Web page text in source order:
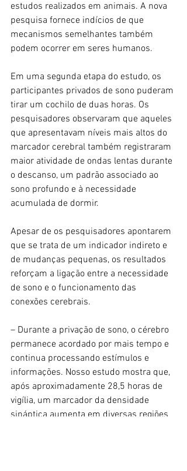
estudos realizados em animais. A nova
pesquisa fornece indícios de que
mecanismos semelhantes também
podem ocorrer em seres humanos.
Em uma segunda etapa do estudo, os
participantes privados de sono puderam
tirar um cochilo de duas horas. Os
pesquisadores observaram que aqueles
que apresentavam níveis mais altos do
marcador cerebral também registraram
maior atividade de ondas lentas durante
o descanso, um padrão associado ao
sono profundo e à necessidade
acumulada de dormir.
Apesar de os pesquisadores apontarem
que se trata de um indicador indireto e
de mudanças pequenas, os resultados
reforçam a ligação entre a necessidade
de sono e o funcionamento das
conexões cerebrais.
– Durante a privação de sono, o cérebro
permanece acordado por mais tempo e
continua processando estímulos e
informações. Nosso estudo mostra que,
após aproximadamente 28,5 horas de
vigília, um marcador da densidade
sináptica aumenta em diversas regiões